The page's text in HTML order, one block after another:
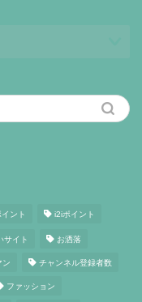
ント i2iポイント
サイト お洒落
ン チャンネル登録者数
ファッション